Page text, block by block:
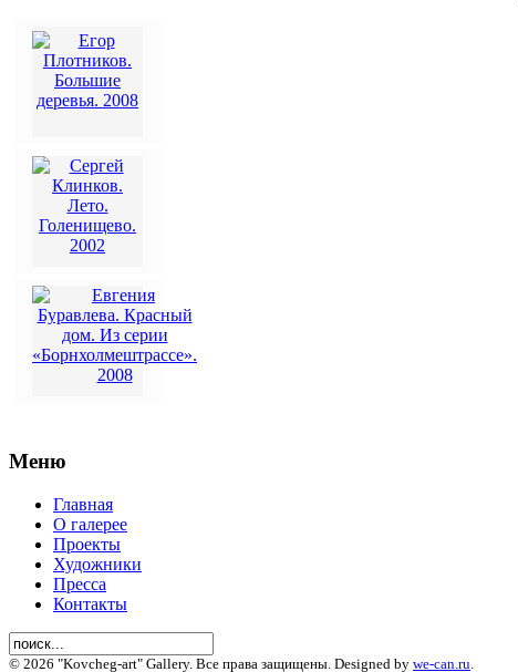
Меню
Главная
О галерее
Проекты
Художники
Пресса
Контакты
© 2026 "Kovcheg-art" Gallery. Все права защищены. Designed by we-can.ru